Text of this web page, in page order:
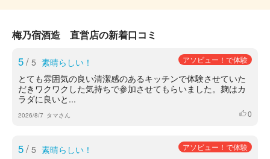
梅乃宿酒造 直営店の新着口コミ
5/ 5 素晴らしい！ アソビュー！で体験
とても雰囲気の良い清潔感のあるキッチンで体験させていた
だきワクワクした気持ちで参加させてもらいました。麹はカ
ラダに良いと...
2026/8/7 タマさん いいね
0
5/ 5 素晴らしい！ アソビュー！で体験